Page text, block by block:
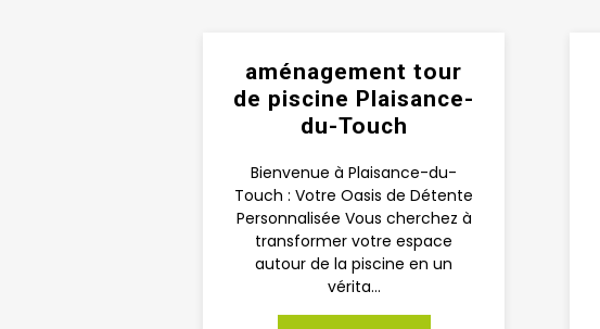
aménagement tour
de piscine Plaisance-
du-Touch
Bienvenue à Plaisance-du-
Touch : Votre Oasis de Détente
Personnalisée Vous cherchez à
transformer votre espace
autour de la piscine en un
vérita...